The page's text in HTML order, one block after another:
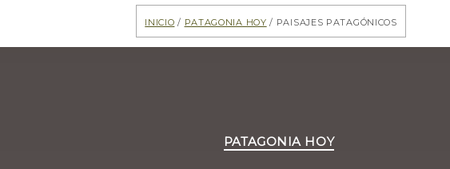
Inicio / Patagonia hoy / Paisajes Patagónicos
Categorías
PATAGONIA HOY